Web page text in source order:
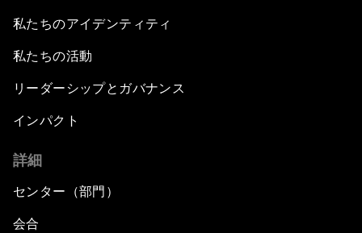
私たちのアイデンティティ
私たちの活動
リーダーシップとガバナンス
インパクト
詳細
センター（部門）
会合